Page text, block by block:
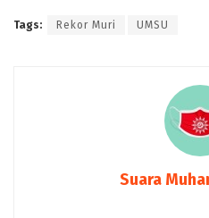
Tags: Rekor Muri UMSU
Suara